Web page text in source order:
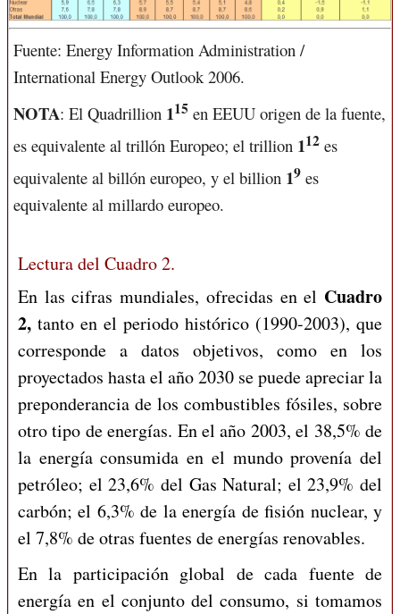
Fuente: Energy Information Administration /
International Energy Outlook 2006.
NOTA: El Quadrillion 115 en EEUU origen de la fuente,
es equivalente al trillón Europeo; el trillion 112 es
equivalente al billón europeo, y el billion 19 es
equivalente al millardo europeo.
Lectura del Cuadro 2.
En las cifras mundiales, ofrecidas en el Cuadro
2, tanto en el periodo histórico (1990-2003), que
corresponde a datos objetivos, como en los
proyectados hasta el año 2030 se puede apreciar la
preponderancia de los combustibles fósiles, sobre
otro tipo de energías. En el año 2003, el 38,5% de
la energía consumida en el mundo provenía del
petróleo; el 23,6% del Gas Natural; el 23,9% del
carbón; el 6,3% de la energía de fisión nuclear, y
el 7,8% de otras fuentes de energías renovables.
En la participación global de cada fuente de
energía en el conjunto del consumo, si tomamos